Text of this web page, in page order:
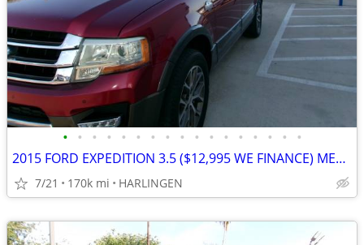
• • • • • • • • • • • • • • • • •
2015 FORD EXPEDITION 3.5 ($12,995 WE FINANCE) MENCHACA AUTO SALES
7/21 170k mi HARLINGEN